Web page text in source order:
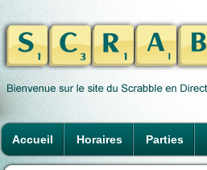
Accueil Horaires Parties